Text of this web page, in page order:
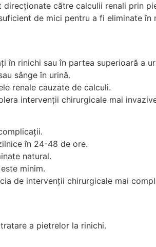
către calculii renali prin
de mici pentru a fi eliminate în
în rinichi sau în partea superioară a
sânge în urină.
renale cauzate de calculi.
intervenții chirurgicale mai
în 24-48 de ore.
natural.
minim.
de intervenții chirurgicale mai
a pietrelor la rinichi.